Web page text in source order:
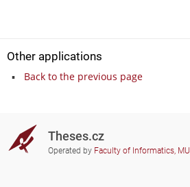
Other applications
Back to the previous page
Theses.cz
Operated by Faculty of Informatics, MU